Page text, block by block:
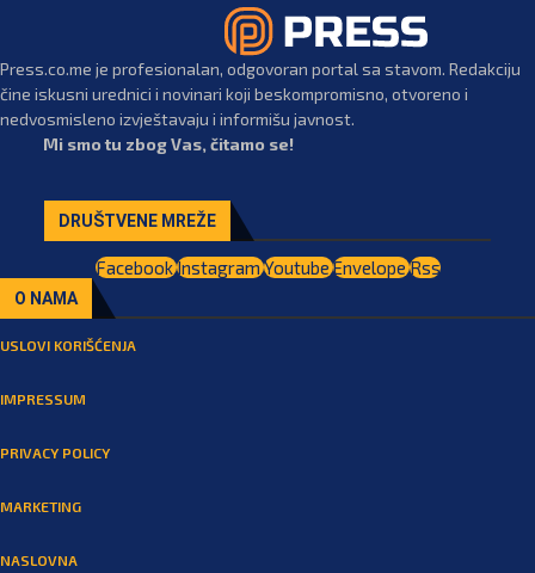
Press.co.me je profesionalan, odgovoran portal sa stavom. Redakciju
čine iskusni urednici i novinari koji beskompromisno, otvoreno i
nedvosmisleno izvještavaju i informišu javnost.
Mi smo tu zbog Vas, čitamo se!
DRUŠTVENE MREŽE
FacebookInstagramYoutubeEnvelopeRss
O NAMA
USLOVI KORIŠĆENJA
IMPRESSUM
PRIVACY POLICY
MARKETING
NASLOVNA